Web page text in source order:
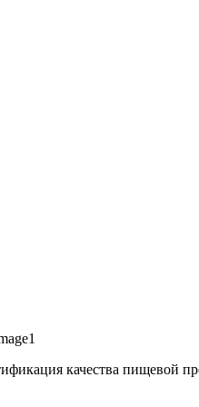
качества пищевой